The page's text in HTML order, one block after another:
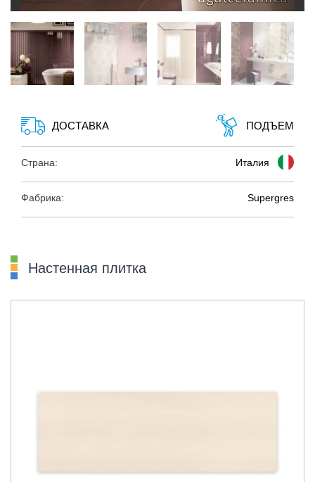
ДОСТАВКА ПОДЪЕМ
Страна: Италия
Фабрика: Supergres
Настенная плитка